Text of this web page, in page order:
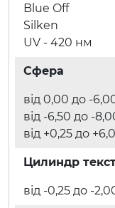
Blue Off
Silken
UV - 420 нм
Сфера
від 0,00 до -
від -6,50 до -
від +0,25 до
Цилиндр
від -0,25 до -